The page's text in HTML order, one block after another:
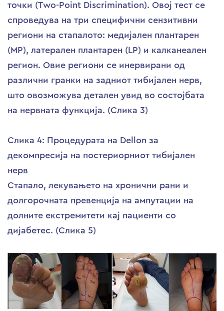
точки (Two-Point Discrimination). Овој тест се
спроведува на три специфични сензитивни
региони на стапалото: медијален плантарен
(MP), латерален плантарен (LP) и калканеален
регион. Овие региони се инервирани од
различни гранки на задниот тибијален нерв,
што овозможува детален увид во состојбата
на нервната функција. (Слика 3)
Слика 4: Процедурата на Dellon за
декомпресија на постериорниот тибијален
нерв
Стапало, лекувањето на хронични рани и
долгорочната превенција на ампутации на
долните екстремитети кај пациенти со
дијабетес. (Слика 5)